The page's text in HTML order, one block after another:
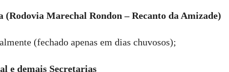
(Rodovia Marechal Rondon – Recanto da Amizade)
(fechado apenas em dias chuvosos);
e demais Secretarias